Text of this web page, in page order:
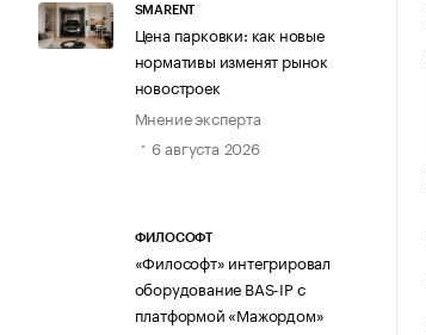
SMARENT
Цена парковки: как новые
нормативы изменят рынок
новостроек
Мнение эксперта
6 августа 2026
ФИЛОСОФТ
«Философт» интегрировал
оборудование BAS-IP с
платформой «Мажордом»